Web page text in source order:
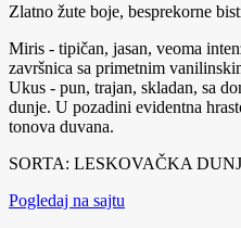
Zlatno žute boje, besprekorne
Miris - tipičan, jasan, veoma
završnica sa primetnim
Ukus - pun, trajan, skladan, sa
dunje. U pozadini evidentna
tonova duvana.
SORTA: LESKOVAČKA
Pogledaj na sajtu